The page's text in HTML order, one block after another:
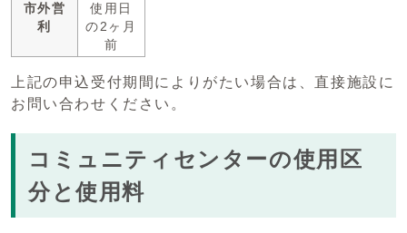
市外営
利
使用日
の2ヶ月
前
上記の申込受付期間によりがたい場合は、直接施設に
お問い合わせください。
コミュニティセンターの使用区
分と使用料